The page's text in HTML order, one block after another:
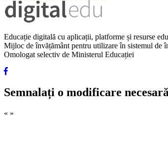
Educație digitală cu aplicații, platforme și resurse
Mijloc de învățământ pentru utilizare în sistemul de
Omologat selectiv de Ministerul Educației
Semnalați o modificare
« »